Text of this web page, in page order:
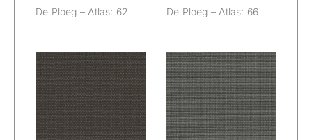
De Ploeg – Atlas: 62 De Ploeg – Atlas: 66
De Ploeg –
Atlas: 77
De Ploeg –
Atlas: 81